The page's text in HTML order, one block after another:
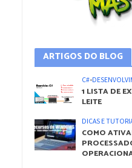
ARTIGOS DO BLOG
C#•
1 LISTA DE
LEITE
DICAS E
COMO